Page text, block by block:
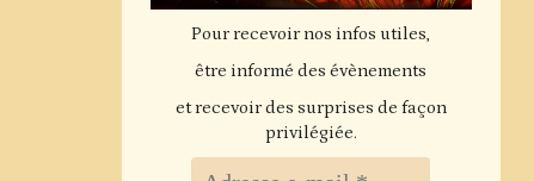
Pour recevoir nos infos utiles,
être informé des évènements
et recevoir des surprises de façon
privilégiée.